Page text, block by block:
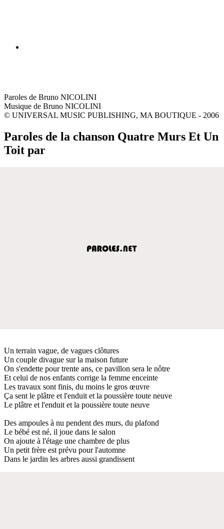
Paroles de Bruno NICOLINI
Musique de Bruno NICOLINI
© UNIVERSAL MUSIC PUBLISHING, MA BOUTIQUE - 2006
Paroles de la chanson Quatre Murs Et Un
Toit par
Un terrain vague, de vagues clôtures
Un couple divague sur la maison future
On s'endette pour trente ans, ce pavillon sera le nôtre
Et celui de nos enfants corrige la femme enceinte
Les travaux sont finis, du moins le gros œuvre
Ça sent le plâtre et l'enduit et la poussière toute neuve
Le plâtre et l'enduit et la poussière toute neuve
Des ampoules à nu pendent des murs, du plafond
Le bébé est né, il joue dans le salon
On ajoute à l'étage une chambre de plus
Un petit frère est prévu pour l'automne
Dans le jardin les arbres aussi grandissent